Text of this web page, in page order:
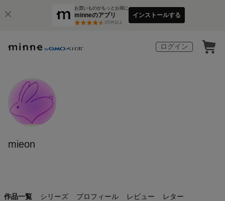
お買いものがもっとお得に
minneのアプリ
3万件以上
インストールする
ログイン
mieon
作品一覧 シリーズ プロフィール レビュー レター